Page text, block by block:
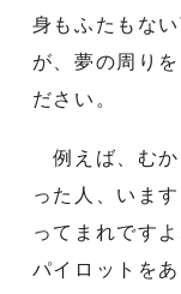
身もふたもな
が、夢の周り
ださい。
例えば、むか
った人、いま
ってまれです
パイロットを